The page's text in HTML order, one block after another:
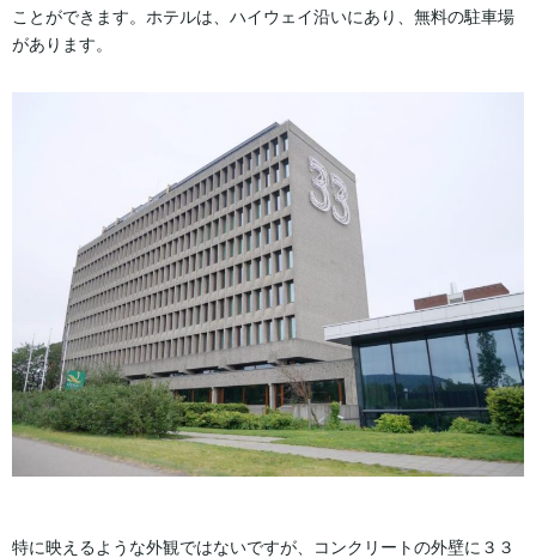
ことができます。ホテルは、ハイウェイ沿いにあり、無料の駐車場
があります。
特に映えるような外観ではないですが、コンクリートの外壁に３３